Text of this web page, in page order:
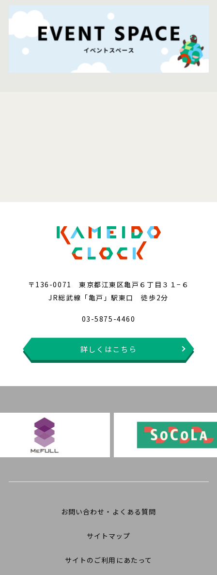
〒136-0071 東京都江東区亀戸６丁目３１−６
JR総武線「亀戸」駅東口 徒歩2分
03-5875-4460
詳しくはこちら
お問い合わせ・よくある質問
サイトマップ
サイトのご利用にあたって